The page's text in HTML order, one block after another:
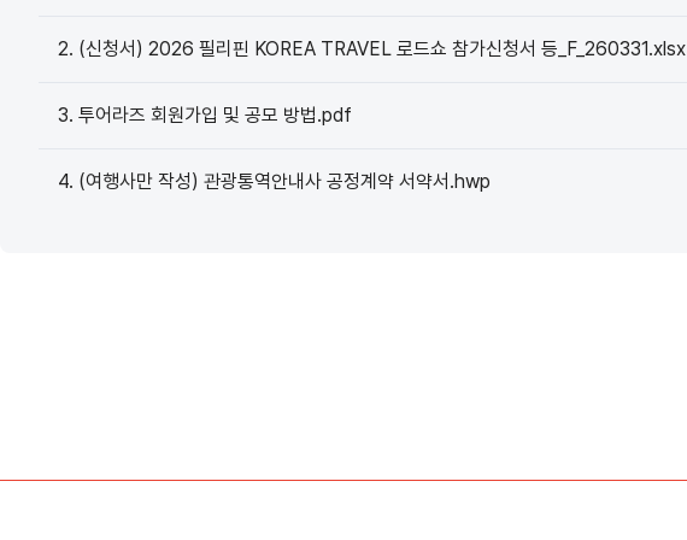
2. (신청서) 2026 필리핀 KOREA TRAVEL 로드쇼 참가신청서 등_F_260331.xlsx
3. 투어라즈 회원가입 및 공모 방법.pdf
4. (여행사만 작성) 관광통역안내사 공정계약 서약서.hwp